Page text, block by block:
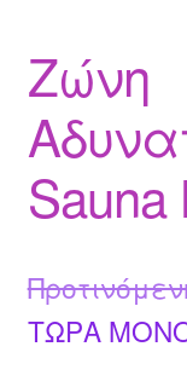
Ζώνη
Sauna
ΤΩΡΑ